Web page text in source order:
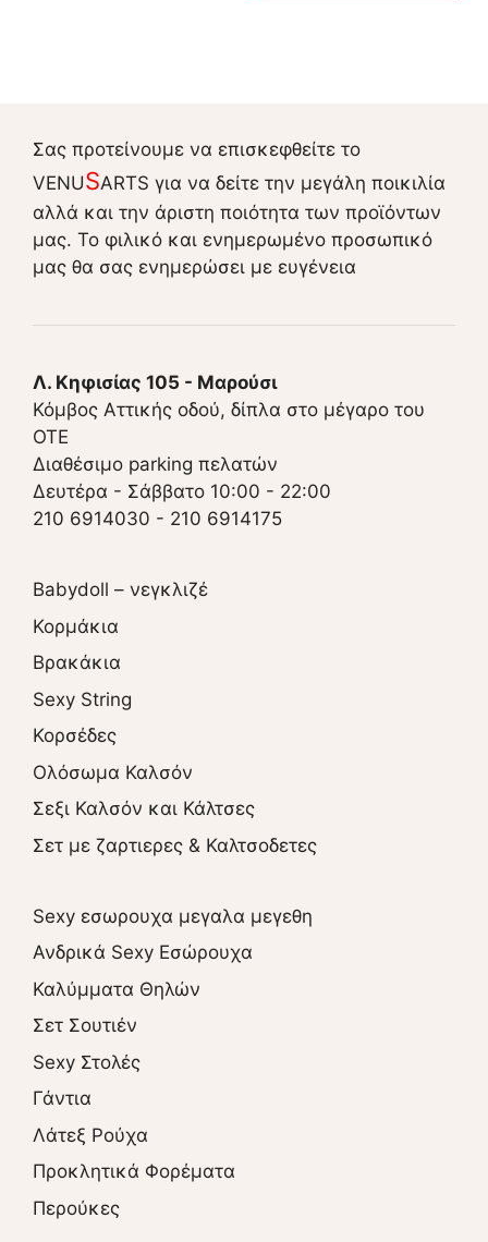
Σας προτείνουμε να επισκεφθείτε το
VENUSARTS για να δείτε την μεγάλη ποικιλία
αλλά και την άριστη ποιότητα των προϊόντων
μας. Το φιλικό και ενημερωμένο προσωπικό
μας θα σας ενημερώσει με ευγένεια
Λ. Κηφισίας 105 - Μαρούσι
Κόμβος Αττικής οδού, δίπλα στο μέγαρο του
ΟΤΕ
Διαθέσιμο parking πελατών
Δευτέρα - Σάββατο 10:00 - 22:00
210 6914030 - 210 6914175
Babydoll – νεγκλιζέ
Κορμάκια
Βρακάκια
Sexy String
Κορσέδες
Ολόσωμα Καλσόν
Σεξι Καλσόν και Κάλτσες
Σετ με ζαρτιερες & Καλτσοδετες
Sexy εσωρουχα μεγαλα μεγεθη
Ανδρικά Sexy Εσώρουχα
Καλύμματα Θηλών
Σετ Σουτιέν
Sexy Στολές
Γάντια
Λάτεξ Ρούχα
Προκλητικά Φορέματα
Περούκες